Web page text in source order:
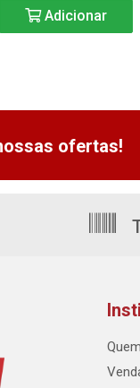
Adicionar
ofertas!